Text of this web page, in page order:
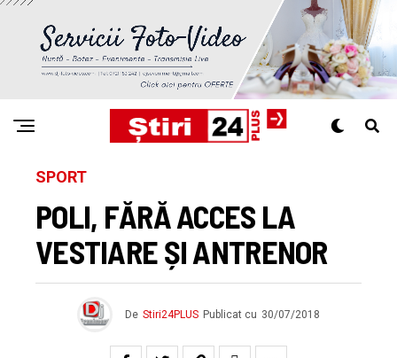
SPORT
POLI, FĂRĂ ACCES LA
VESTIARE ȘI ANTRENOR
De Stiri24PLUS Publicat cu 30/07/2018